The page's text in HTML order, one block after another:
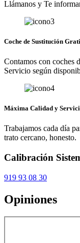
Llámanos y Te
Coche de Sustitución
Contamos con coches
Servicio según
Máxima Calidad y
Trabajamos cada día
trato cercano, honesto.
Calibración
919 93 08 30
Opiniones